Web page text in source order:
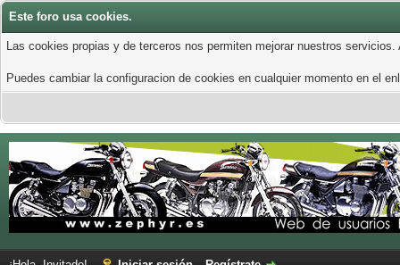
Este foro usa cookies.
Las cookies propias y de terceros nos permiten mejorar nuestros
Puedes cambiar la configuracion de cookies en cualquier momento en el